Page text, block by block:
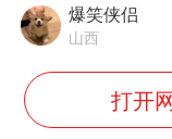
爆笑侠侣
山西
打开